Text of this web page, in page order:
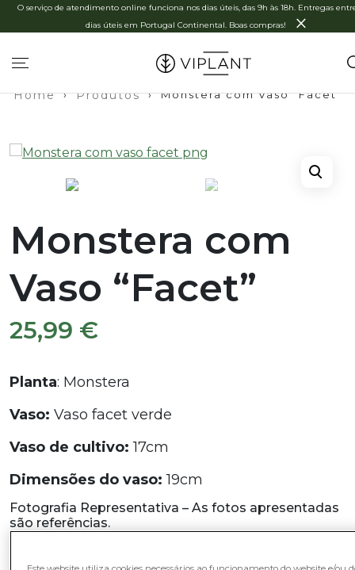
O serviço de atendimento online funciona nos dias úteis, das 9h às 18h. Entregas
dias úteis em Portugal Continental. Boas compras!
×
Home › Produtos › Monstera com Vaso “Facet”
Monstera com
Vaso “Facet”
25,99 €
Planta: Monstera
Vaso: Vaso facet verde
Vaso de cultivo: 17cm
Dimensões do vaso: 19cm
Fotografia Representativa – As fotos apresentadas
são referências.